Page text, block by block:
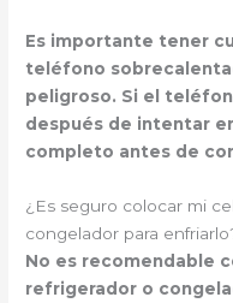
Es importante tener
teléfono
peligroso. Si el
después de intentar
completo antes de
¿Es seguro colocar mi
congelador para
No es recomendable
refrigerador o